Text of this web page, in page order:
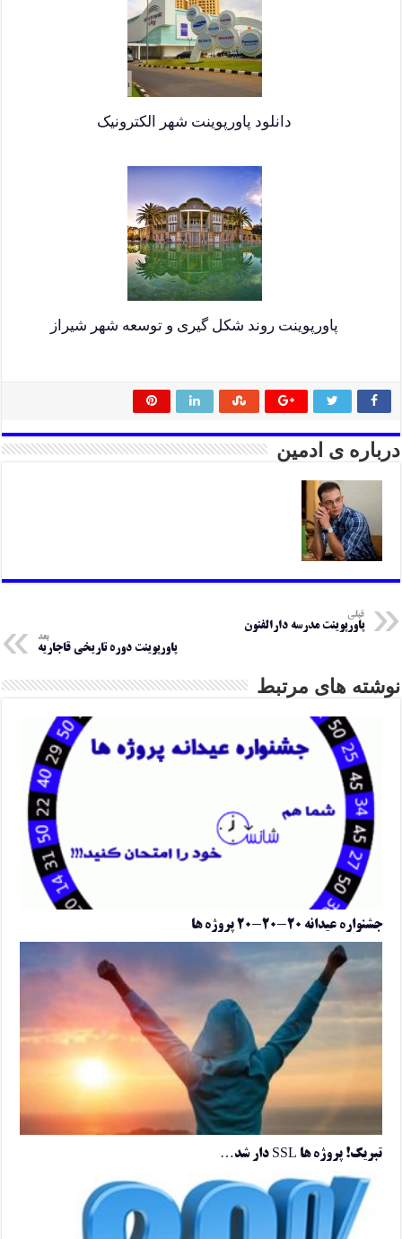
دانلود پاورپوینت شهر الکترونیک
پاورپوینت روند شکل گیری و توسعه شهر شیراز
درباره ی ادمین
قبلی
پاورپوینت مدرسه دارالفنون
بعد
پاورپوینت دوره تاریخی قاجاریه
نوشته های مرتبط
جشنواره عیدانه ۲۰-۲۰-۲۰ پروژه ها
تبریک! پروژه ها SSL دار شد…